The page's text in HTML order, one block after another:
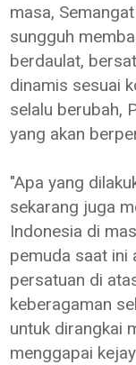
masa,
sungguh
berdaulat,
dinamis sesuai
selalu berubah,
yang akan
"Apa yang
sekarang juga
Indonesia di
pemuda saat ini
persatuan di
keberagaman
untuk dirangkai
menggapai